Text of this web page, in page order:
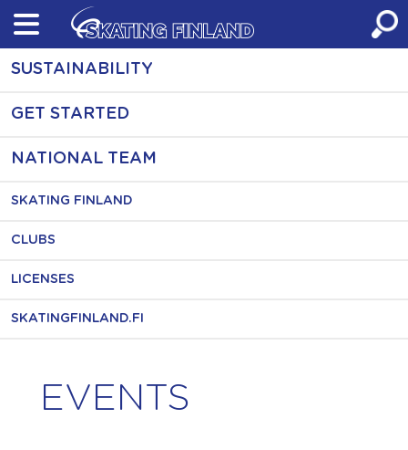
Skip
content
SUSTAINABILITY
GET STARTED
NATIONAL TEAM
SKATING FINLAND
CLUBS
LICENSES
SKATINGFINLAND.FI
EVENTS